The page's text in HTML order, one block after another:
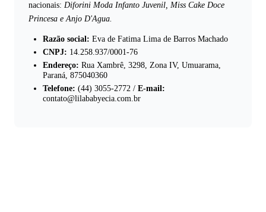
nacionais: Diforini Moda Infanto Juvenil, Miss Cake Doce
Princesa e Anjo D'Agua.
Razão social: Eva de Fatima Lima de Barros Machado
CNPJ: 14.258.937/0001-76
Endereço: Rua Xambrê, 3298, Zona IV, Umuarama,
Paraná, 875040360
Telefone: (44) 3055-2772 / E-mail:
contato@lilababyecia.com.br